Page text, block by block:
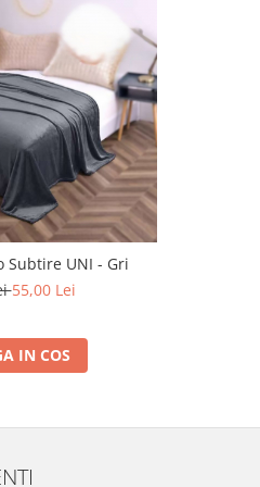
Subtire UNI - Gri
55,00 Lei
IN COS